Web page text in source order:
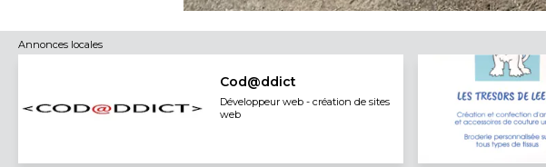
Annonces locales
Cod@ddict
Développeur web - création de sites
web